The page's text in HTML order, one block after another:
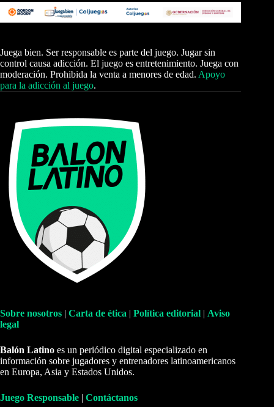
Juega bien. Ser responsable es parte del juego. Jugar sin
control causa adicción. El juego es entretenimiento. Juega con
moderación. Prohibida la venta a menores de edad. Apoyo
para la adicción al juego.
Sobre nosotros | Carta de ética | Política editorial | Aviso
legal
Balón Latino es un periódico digital especializado en
información sobre jugadores y entrenadores latinoamericanos
en Europa, Asia y Estados Unidos.
Juego Responsable | Contáctanos